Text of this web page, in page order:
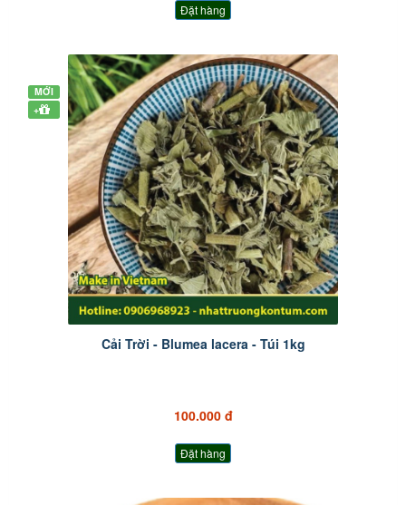
Đặt hàng
MỚI
+
Cải Trời - Blumea lacera - Túi 1kg
100.000 đ
Đặt hàng